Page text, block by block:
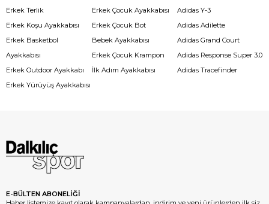
Erkek Terlik
Erkek Koşu Ayakkabısı
Erkek Basketbol
Ayakkabısı
Erkek Outdoor Ayakkabı
Erkek Yürüyüş Ayakkabısı
Erkek Çocuk Ayakkabısı
Erkek Çocuk Bot
Bebek Ayakkabısı
Erkek Çocuk Krampon
İlk Adım Ayakkabısı
Adidas Y-3
Adidas Adilette
Adidas Grand Court
Adidas Response Super 3.0
Adidas Tracefinder
E-BÜLTEN ABONELİĞİ